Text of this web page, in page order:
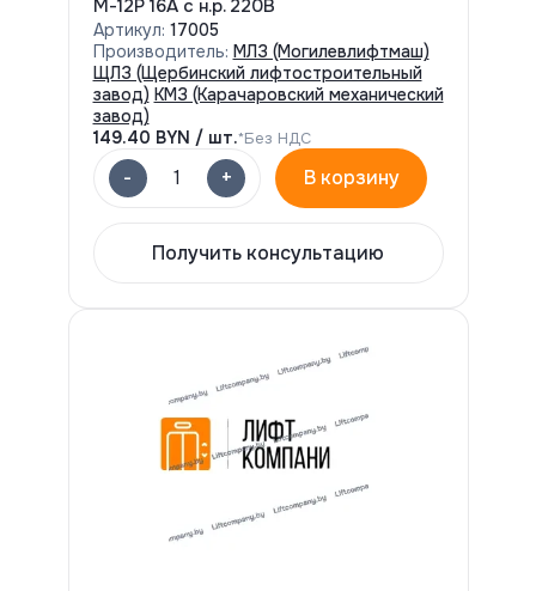
М-12Р 16А с н.р. 220В
Артикул: 17005
Производитель: МЛЗ (Могилевлифтмаш)
ЩЛЗ (Щербинский лифтостроительный
завод) КМЗ (Карачаровский механический
завод)
149.40 BYN / шт.*Без НДС
- 1 + В корзину
Получить консультацию